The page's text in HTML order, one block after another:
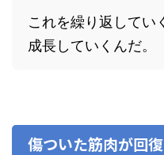
これを繰り返してい
成長していくんだ。
傷ついた筋肉が回